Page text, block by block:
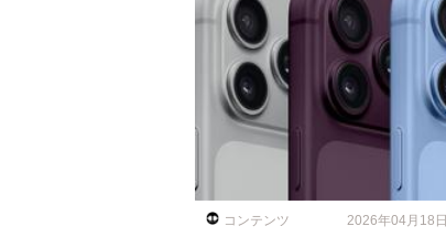
コンテンツ 2026年04月18日